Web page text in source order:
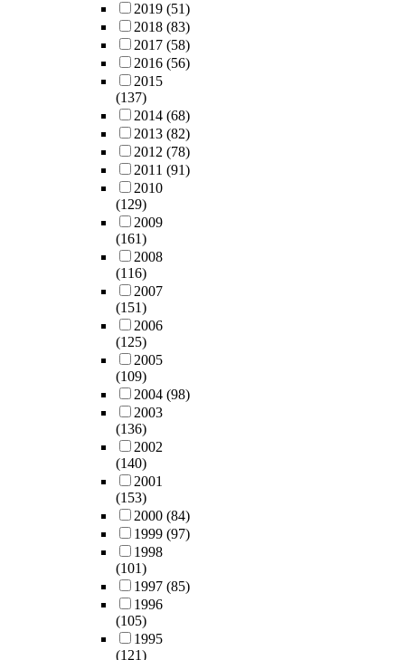
2019 (51)
2018 (83)
2017 (58)
2016 (56)
2015
(137)
2014 (68)
2013 (82)
2012 (78)
2011 (91)
2010
(129)
2009
(161)
2008
(116)
2007
(151)
2006
(125)
2005
(109)
2004 (98)
2003
(136)
2002
(140)
2001
(153)
2000 (84)
1999 (97)
1998
(101)
1997 (85)
1996
(105)
1995
(121)